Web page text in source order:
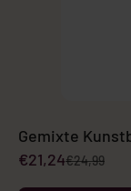
Gemixte
Aanbiedingsprijs
€21,24Normale prijs
€24,99